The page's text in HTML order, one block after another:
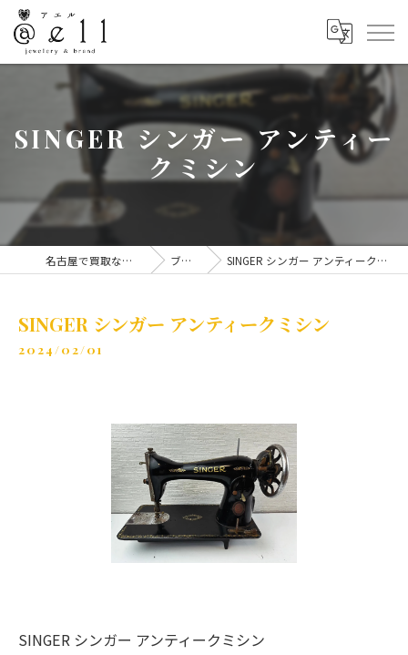
SINGER シンガー アンティー
クミシン
名古屋で買取なら@ell ブログ SINGER シンガー アンティークミシン
SINGER シンガー アンティークミシン
2024/02/01
SINGER シンガー アンティークミシン